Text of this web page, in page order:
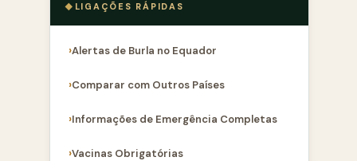
LIGAÇÕES RÁPIDAS
Alertas de Burla no Equador
Comparar com Outros Países
Informações de Emergência Completas
Vacinas Obrigatórias